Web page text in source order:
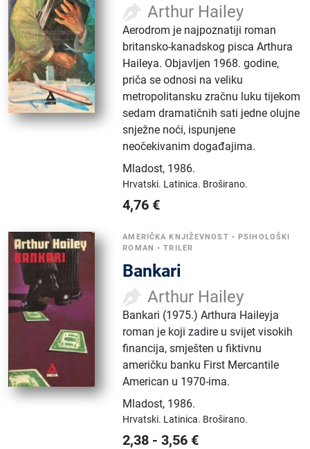
Arthur Hailey
Aerodrom je najpoznatiji roman
britansko-kanadskog pisca Arthura
Haileya. Objavljen 1968. godine,
priča se odnosi na veliku
metropolitansku zračnu luku tijekom
sedam dramatičnih sati jedne olujne
snježne noći, ispunjene
neočekivanim događajima.
Mladost, 1986.
Hrvatski. Latinica. Broširano.
4,76 €
AMERIČKA KNJIŽEVNOST •PSIHOLOŠKI
ROMAN •TRILER
Bankari
Arthur Hailey
Bankari (1975.) Arthura Haileyja
roman je koji zadire u svijet visokih
financija, smješten u fiktivnu
američku banku First Mercantile
American u 1970-ima.
Mladost, 1986.
Hrvatski. Latinica. Broširano.
2,38 -3,56 €